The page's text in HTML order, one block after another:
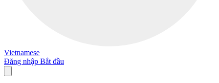
Vietnamese
Đăng nhập Bắt đầu